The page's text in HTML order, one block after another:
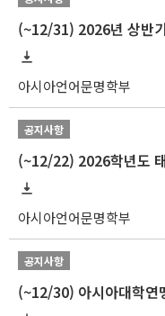
아시아언어문명학부
공지사항
(~12/22) 2026학년도
아시아언어문명학부
공지사항